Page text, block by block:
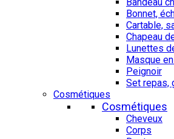
Bandeau
Bonnet,
Cartable,
Chapeau
Lunettes
Masque
Peignoir
Set repas,
Cosmétiques
Cosmétiques
Cheveux
Corps